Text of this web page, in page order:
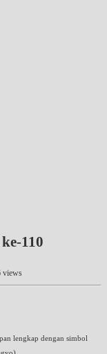
110
views
lengkap dengan simbol